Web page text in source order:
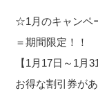
☆1月のキャンペ
＝期間限定！！
【1月17日～1月
お得な割引券が